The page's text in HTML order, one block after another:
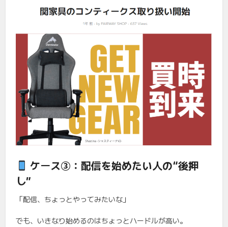
ケース③：配信を始めたい人の“後押
し”
「配信、ちょっとやってみたいな」
でも、いきなり始めるのはちょっとハードルが高い。